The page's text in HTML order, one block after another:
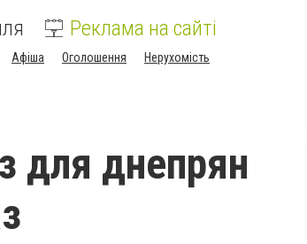
Реклама на сайті
Афіша Оголошення Нерухомість
для днепрян